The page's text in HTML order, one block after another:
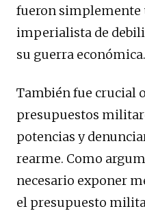
fueron simplemente
imperialista de
su guerra económica.
También fue crucial
presupuestos
potencias y
rearme. Como
necesario exponer
el presupuesto